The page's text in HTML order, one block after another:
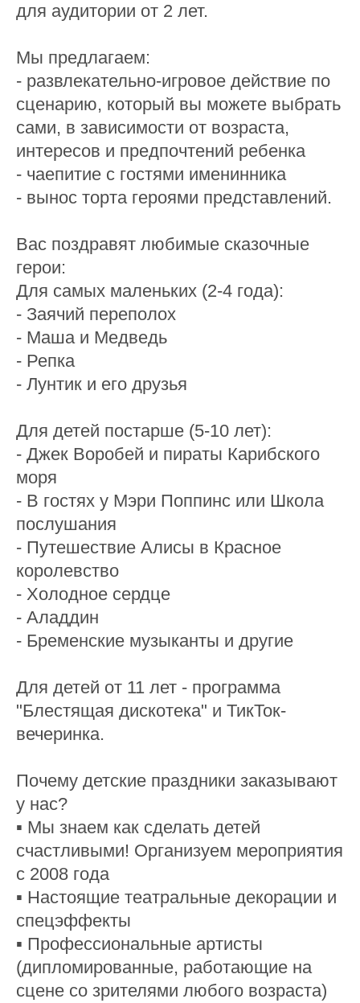
для аудитории от 2 лет.
Мы предлагаем:
- развлекательно-игровое действие по
сценарию, который вы можете выбрать
сами, в зависимости от возраста,
интересов и предпочтений ребенка
- чаепитие с гостями именинника
- вынос торта героями представлений.
Вас поздравят любимые сказочные
герои:
Для самых маленьких (2-4 года):
- Заячий переполох
- Маша и Медведь
- Репка
- Лунтик и его друзья
Для детей постарше (5-10 лет):
- Джек Воробей и пираты Карибского
моря
- В гостях у Мэри Поппинс или Школа
послушания
- Путешествие Алисы в Красное
королевство
- Холодное сердце
- Аладдин
- Бременские музыканты и другие
Для детей от 11 лет - программа
"Блестящая дискотека" и ТикТок-
вечеринка.
Почему детские праздники заказывают
у нас?
▪ Мы знаем как сделать детей
счастливыми! Организуем мероприятия
с 2008 года
▪ Настоящие театральные декорации и
спецэффекты
▪ Профессиональные артисты
(дипломированные, работающие на
сцене cо зрителями любого возраста)